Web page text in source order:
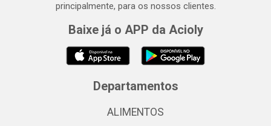
principalmente, para os nossos clientes.
Baixe já o APP da Acioly
Departamentos
ALIMENTOS